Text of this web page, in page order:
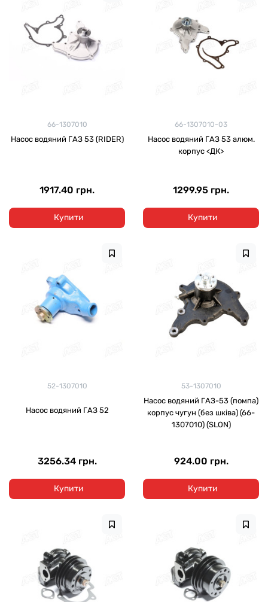
66-1307010
Насос водяний ГАЗ 53 (RIDER)
1917.40 грн.
Купити
66-1307010-03
Насос водяний ГАЗ 53 алюм.
корпус <ДК>
1299.95 грн.
Купити
52-1307010
Насос водяний ГАЗ 52
3256.34 грн.
Купити
53-1307010
Насос водяний ГАЗ-53 (помпа)
корпус чугун (без шківа) (66-
1307010) (SLON)
924.00 грн.
Купити